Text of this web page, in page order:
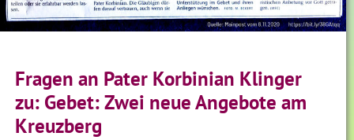
Fragen an Pater Korbinian Klinger
zu: Gebet: Zwei neue Angebote am
Kreuzberg